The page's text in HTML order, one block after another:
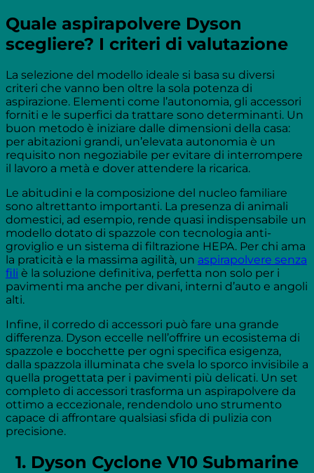
Quale aspirapolvere Dyson
scegliere? I criteri di valutazione
La selezione del modello ideale si basa su diversi
criteri che vanno ben oltre la sola potenza di
aspirazione. Elementi come l’autonomia, gli accessori
forniti e le superfici da trattare sono determinanti. Un
buon metodo è iniziare dalle dimensioni della casa:
per abitazioni grandi, un’elevata autonomia è un
requisito non negoziabile per evitare di interrompere
il lavoro a metà e dover attendere la ricarica.
Le abitudini e la composizione del nucleo familiare
sono altrettanto importanti. La presenza di animali
domestici, ad esempio, rende quasi indispensabile un
modello dotato di spazzole con tecnologia anti-
groviglio e un sistema di filtrazione HEPA. Per chi ama
la praticità e la massima agilità, un aspirapolvere senza
fili è la soluzione definitiva, perfetta non solo per i
pavimenti ma anche per divani, interni d’auto e angoli
alti.
Infine, il corredo di accessori può fare una grande
differenza. Dyson eccelle nell’offrire un ecosistema di
spazzole e bocchette per ogni specifica esigenza,
dalla spazzola illuminata che svela lo sporco invisibile a
quella progettata per i pavimenti più delicati. Un set
completo di accessori trasforma un aspirapolvere da
ottimo a eccezionale, rendendolo uno strumento
capace di affrontare qualsiasi sfida di pulizia con
precisione.
1. Dyson Cyclone V10 Submarine